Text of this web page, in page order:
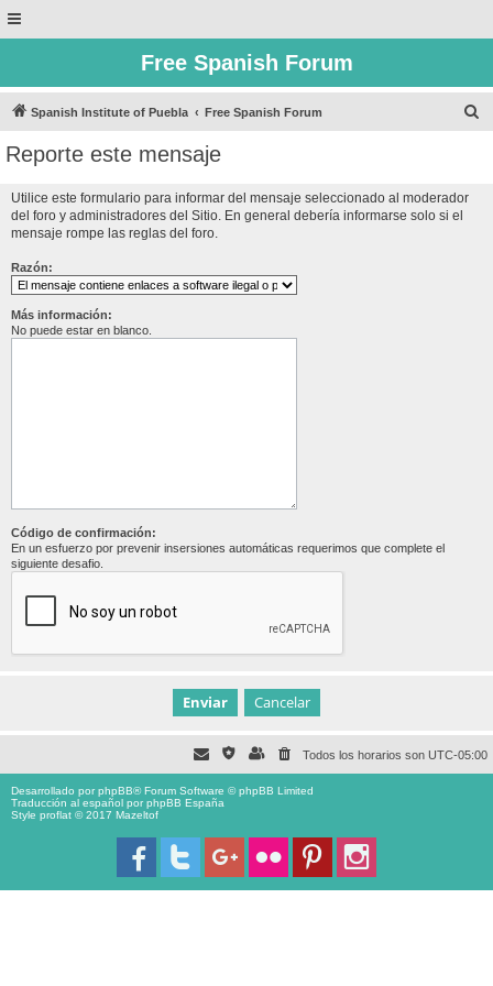
Free Spanish Forum
Spanish Institute of Puebla Free Spanish Forum
Reporte este mensaje
Utilice este formulario para informar del mensaje seleccionado al moderador
del foro y administradores del Sitio. En general debería informarse solo si el
mensaje rompe las reglas del foro.
Razón:
Más información:
No puede estar en blanco.
Código de confirmación:
En un esfuerzo por prevenir insersiones automáticas requerimos que complete el
siguiente desafio.
Todos los horarios son UTC-05:00
Desarrollado porphpBB® Forum Software © phpBB Limited
Traducción al español porphpBB España
Style proflat © 2017 Mazeltof